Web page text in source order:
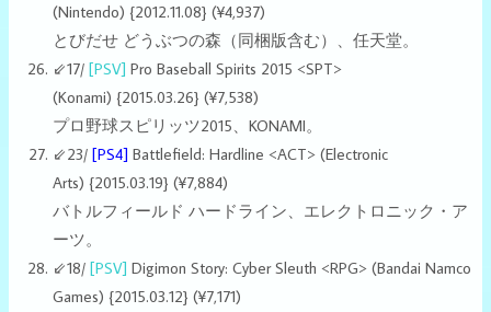
(Nintendo) {2012.11.08} (¥4,937)
とびだせ どうぶつの森（同梱版含む）、任天堂。
⇙17/ [PSV] Pro Baseball Spirits 2015 <SPT>
(Konami) {2015.03.26} (¥7,538)
プロ野球スピリッツ2015、KONAMI。
⇙23/ [PS4] Battlefield: Hardline <ACT> (Electronic
Arts) {2015.03.19} (¥7,884)
バトルフィールド ハードライン、エレクトロニック・ア
ーツ。
⇙18/ [PSV] Digimon Story: Cyber Sleuth <RPG> (Bandai Namco
Games) {2015.03.12} (¥7,171)